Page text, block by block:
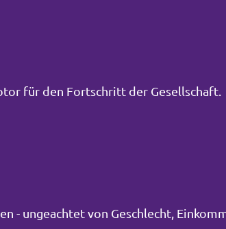
für den Fortschritt der Gesellschaft.
- ungeachtet von Geschlecht,